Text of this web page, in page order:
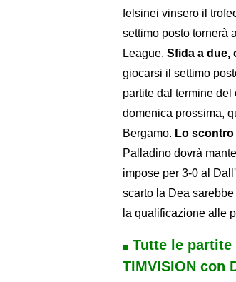
felsinei vinsero il
settimo posto tornerà
League. Sfida a due,
giocarsi il settimo
partite dal termine
domenica prossima,
Bergamo. Lo
Palladino dovrà
impose per 3-0 al
scarto la Dea
la qualificazione alle
Tutte le partite
TIMVISION con